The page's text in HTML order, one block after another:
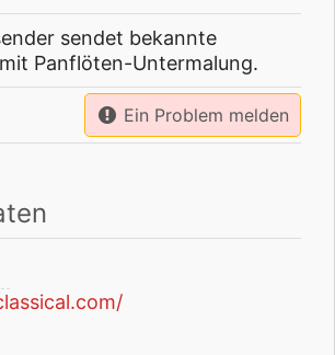
sendet bekannte
Panflöten-Untermalung.
Ein Problem melden